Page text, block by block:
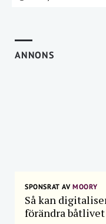
ANNONS
SPONSRAT AVMOORY
Så kan
förändra